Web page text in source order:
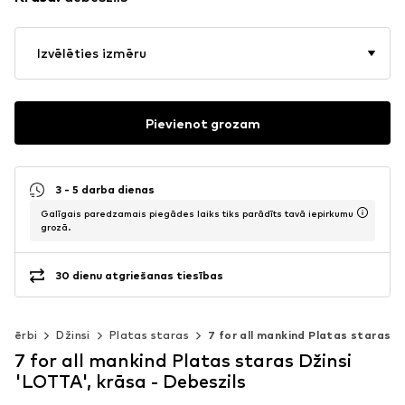
Izvēlēties izmēru
Pievienot grozam
3 - 5 darba dienas
Galīgais paredzamais piegādes laiks tiks parādīts tavā iepirkumu
grozā.
30 dienu atgriešanas tiesības
Džinsi Platas staras 7 for all mankind Platas staras
7 for all mankind Platas staras Džinsi
'LOTTA', krāsa - Debeszils